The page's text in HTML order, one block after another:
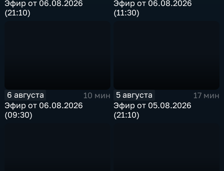
Эфир от 06.08.2026
(21:10)
Эфир от 06.08.2026
(11:30)
6 августа
10 мин
Эфир от 06.08.2026
(09:30)
5 августа
17 мин
Эфир от 05.08.2026
(21:10)